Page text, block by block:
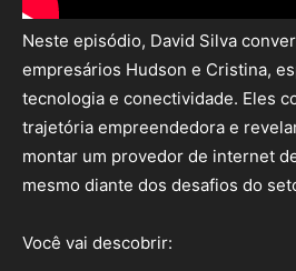
Neste episódio, David Silva
empresários Hudson e Cristina,
tecnologia e conectividade. Eles
trajetória empreendedora e
montar um provedor de internet
mesmo diante dos desafios do
Você vai descobrir: